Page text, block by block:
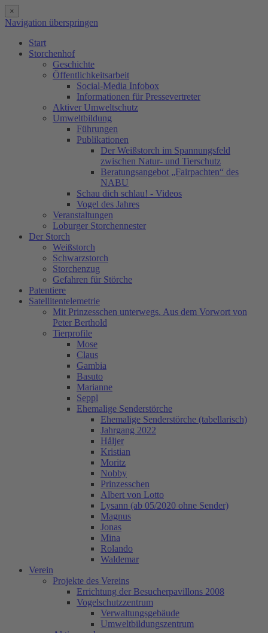
×
Navigation überspringen
Start
Storchenhof
Geschichte
Öffentlichkeitsarbeit
Social-Media Infobox
Informationen für Pressevertreter
Aktiver Umweltschutz
Umweltbildung
Führungen
Publikationen
Der Weißstorch im Spannungsfeld
zwischen Natur- und Tierschutz
Beratungsangebot „Fairpachten“ des
NABU
Schau dich schlau! - Videos
Vogel des Jahres
Veranstaltungen
Loburger Storchennester
Der Storch
Weißstorch
Schwarzstorch
Storchenzug
Gefahren für Störche
Patentiere
Satellitentelemetrie
Mit Prinzesschen unterwegs. Aus dem Vorwort von
Peter Berthold
Tierprofile
Mose
Claus
Gambia
Basuto
Marianne
Seppl
Ehemalige Senderstörche
Ehemalige Senderstörche (tabellarisch)
Jahrgang 2022
Håljer
Kristian
Moritz
Nobby
Prinzesschen
Albert von Lotto
Lysann (ab 05/2020 ohne Sender)
Magnus
Jonas
Mina
Rolando
Waldemar
Verein
Projekte des Vereins
Errichtung der Besucherpavillons 2008
Vogelschutzzentrum
Verwaltungsgebäude
Umweltbildungszentrum